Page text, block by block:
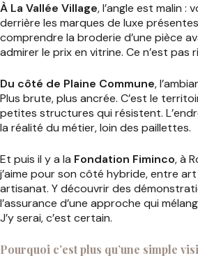
À La Vallée Village, l’angle est malin :
derrière les marques de luxe
comprendre la broderie d’une pièce
admirer le prix en vitrine. Ce n’est pas
Du côté de Plaine Commune,
Plus brute, plus ancrée. C’est le
petites structures qui résistent.
la réalité du métier, loin des paillettes.
Et puis il y a la Fondation Fiminco, à
j’aime pour son côté hybride, entre
artisanat. Y découvrir des
l’assurance d’une approche qui
J’y serai, c’est certain.
Pourquoi c’est plus qu’une simple